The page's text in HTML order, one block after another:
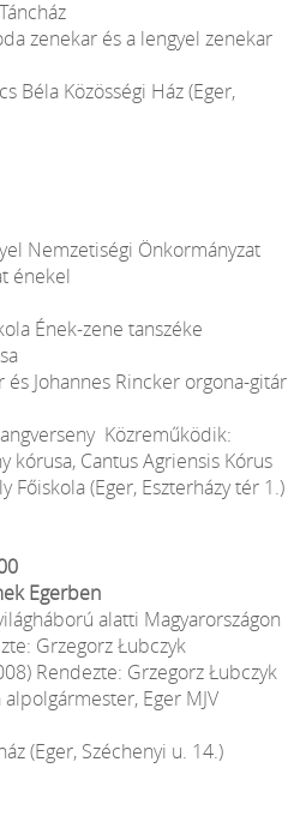
zenekar és a lengyel zenekar
Béla Közösségi Ház (Eger,
Nemzetiségi Önkormányzat
énekel
Ének-zene tanszéke
Johannes Rincker orgona-gitár
Közreműködik:
kórusa, Cantus Agriensis Kórus
Főiskola (Eger, Eszterházy tér 1.)
Egerben
alatti Magyarországon
Grzegorz Łubczyk
Rendezte: Grzegorz Łubczyk
Eger MJV
(Eger, Széchenyi u. 14.)